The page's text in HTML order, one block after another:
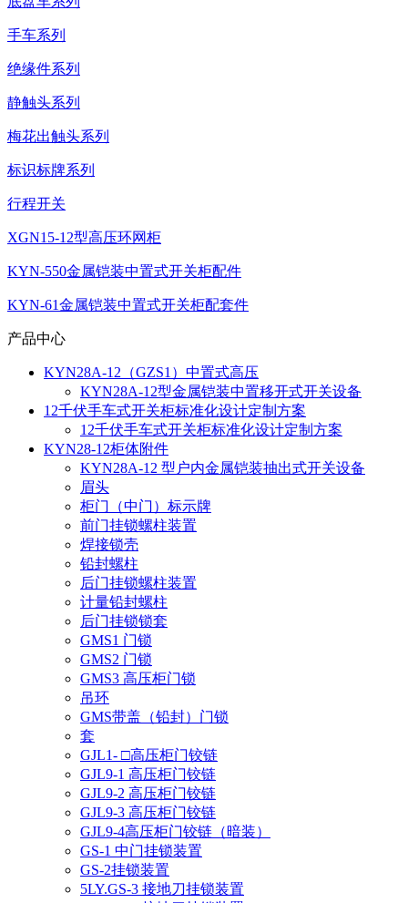
手车系列
绝缘件系列
静触头系列
梅花出触头系列
标识标牌系列
行程开关
XGN15-12型高压环网柜
KYN-550金属铠装中置式开关柜配件
KYN-61金属铠装中置式开关柜配套件
产品中心
KYN28A-12（GZS1）中置式高压
KYN28A-12型金属铠装中置移开式开关设备
12千伏手车式开关柜标准化设计定制方案
12千伏手车式开关柜标准化设计定制方案
KYN28-12柜体附件
KYN28A-12 型户内金属铠装抽出式开关设备
眉头
柜门（中门）标示牌
前门挂锁螺柱装置
焊接锁壳
铅封螺柱
后门挂锁螺柱装置
计量铅封螺柱
后门挂锁锁套
GMS1 门锁
GMS2 门锁
GMS3 高压柜门锁
吊环
GMS带盖（铅封）门锁
套
GJL1- □高压柜门铰链
GJL9-1 高压柜门铰链
GJL9-2 高压柜门铰链
GJL9-3 高压柜门铰链
GJL9-4高压柜门铰链（暗装）
GS-1 中门挂锁装置
GS-2挂锁装置
5LY.GS-3 接地刀挂锁装置